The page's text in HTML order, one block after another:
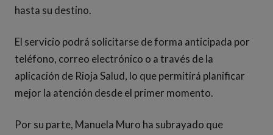
hasta su destino.
El servicio podrá solicitarse de forma anticipada por
teléfono, correo electrónico o a través de la
aplicación de Rioja Salud, lo que permitirá planificar
mejor la atención desde el primer momento.
Por su parte, Manuela Muro ha subrayado que